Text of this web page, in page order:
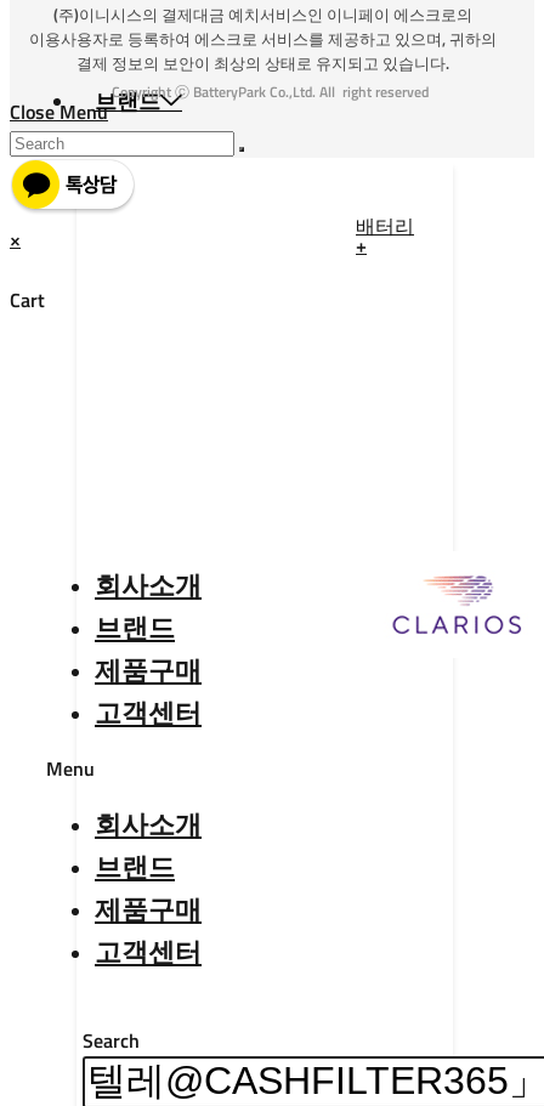
브랜드
배터리
+
(주)이니시스의 결제대금 예치서비스인 이니페이 에스크로의
이용사용자로 등록하여 에스크로 서비스를 제공하고 있으며, 귀하의
결제 정보의 보안이 최상의 상태로 유지되고 있습니다.
Copyright ⓒ BatteryPark Co.,Ltd. All right reserved
Close Menu
×
Cart
회사소개
브랜드
제품구매
고객센터
Menu
회사소개
브랜드
제품구매
고객센터
Search